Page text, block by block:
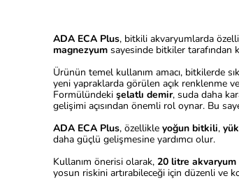
ADA ECA Plus, bitkili akvaryumlarda
magnezyum sayesinde bitkiler tarafından
Ürünün temel kullanım amacı, bitkilerde
yeni yapraklarda görülen açık renklenme
Formülündeki şelatlı demir, suda daha
gelişimi açısından önemli rol oynar. Bu
ADA ECA Plus, özellikle yoğun bitkili,
daha güçlü gelişmesine yardımcı olur.
Kullanım önerisi olarak, 20 litre
yosun riskini artırabileceği için düzenli ve